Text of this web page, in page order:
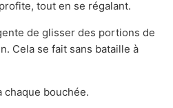
tout en se régalant.
de glisser des portions de
Cela se fait sans bataille à
chaque bouchée.